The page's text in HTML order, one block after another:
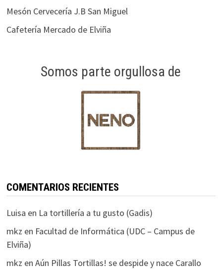
Mesón Cervecería J.B San Miguel
Cafetería Mercado de Elviña
Somos parte orgullosa de
COMENTARIOS RECIENTES
Luisa en La tortillería a tu gusto (Gadis)
mkz en Facultad de Informática (UDC – Campus de
Elviña)
mkz en Aún Pillas Tortillas! se despide y nace Carallo